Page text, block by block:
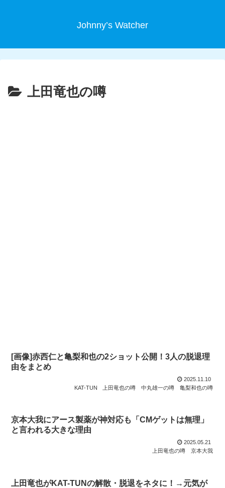
Johnny’s Watcher
上田竜也の噂
[画像]赤西仁と亀梨和也の2ショット公開！3人の脱退理
由をまとめ
2025.11.10
KAT-TUN
上田竜也の噂 中丸雄一の噂 亀梨和也の噂
京本大我にアース製薬が神対応も「CMゲットは無理」
と言われる大きな理由
2025.05.21
上田竜也の噂
京本大我
上田竜也がKAT-TUNの解散・脱退をネタに！→元気が